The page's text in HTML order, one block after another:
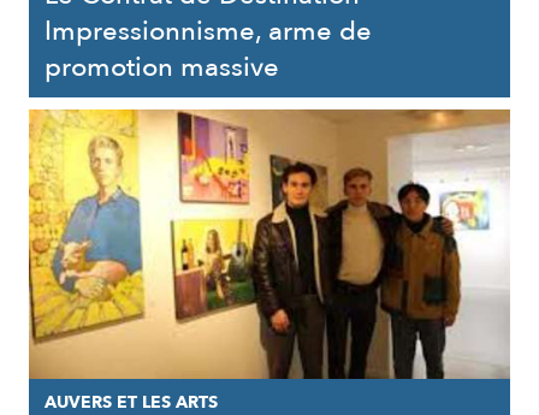
Impressionnisme, arme de
promotion massive
AUVERS ET LES ARTS